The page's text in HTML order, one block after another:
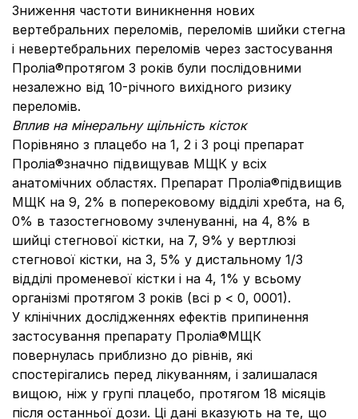
Зниження частоти виникнення нових
вертебральних переломів, переломів шийки стегна
і невертебральних переломів через застосування
Проліа®протягом 3 років були послідовними
незалежно від 10-річного вихідного ризику
переломів.
Вплив на мінеральну щільність кісток
Порівняно з плацебо на 1, 2 і 3 році препарат
Проліа®значно підвищував МЩК у всіх
анатомічних областях. Препарат Проліа®підвищив
МЩК на 9, 2% в поперековому відділі хребта, на 6,
0% в тазостегновому зчленуванні, на 4, 8% в
шийці стегнової кістки, на 7, 9% у вертлюзі
стегнової кістки, на 3, 5% у дистальному 1/3
відділі променевої кістки і на 4, 1% у всьому
організмі протягом 3 років (всі р < 0, 0001).
У клінічних дослідженнях ефектів припинення
застосування препарату Проліа®МЩК
повернулась приблизно до рівнів, які
спостерігались перед лікуванням, і залишалася
вищою, ніж у групі плацебо, протягом 18 місяців
після останньої дози. Ці дані вказують на те, що